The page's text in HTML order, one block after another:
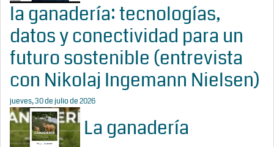
la ganadería: tecnologías,
datos y conectividad para un
futuro sostenible (entrevista
con Nikolaj Ingemann Nielsen)
jueves, 30 de julio de 2026
La ganadería